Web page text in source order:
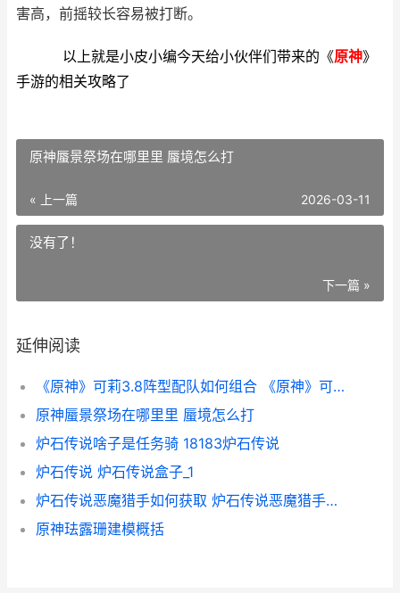
害高，前摇较长容易被打断。
以上就是小皮小编今天给小伙伴们带来的《原神》
手游的相关攻略了
原神蜃景祭场在哪里里 蜃境怎么打
« 上一篇 2026-03-11
没有了！
下一篇 »
延伸阅读
《原神》可莉3.8阵型配队如何组合 《原神》可莉和空的具体关系是什么-
原神蜃景祭场在哪里里 蜃境怎么打
炉石传说啥子是任务骑 18183炉石传说
炉石传说 炉石传说盒子_1
炉石传说恶魔猎手如何获取 炉石传说恶魔猎手泰坦
原神珐露珊建模概括